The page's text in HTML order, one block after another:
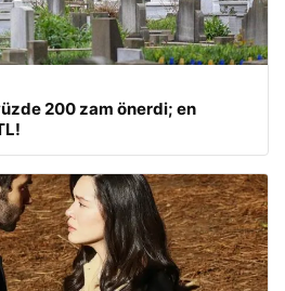
200 zam önerdi; en